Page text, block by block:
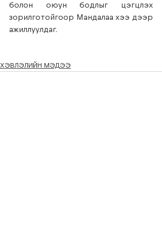
болон оюун бодлыг цэгцлэх
зорилготойгоор Мандалаа хээ дээр
ажиллуулдаг.
ХЭВЛЭЛИЙН МЭДЭЭ